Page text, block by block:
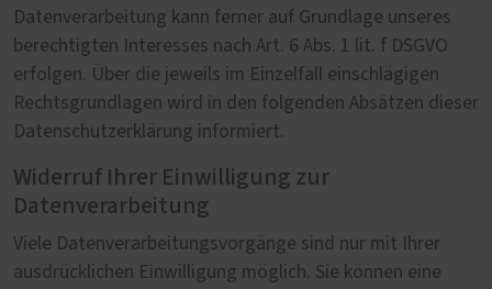
Datenverarbeitung kann ferner auf Grundlage unseres
berechtigten Interesses nach Art. 6 Abs. 1 lit. f DSGVO
erfolgen. Über die jeweils im Einzelfall einschlägigen
Rechtsgrundlagen wird in den folgenden Absätzen dieser
Datenschutzerklärung informiert.
Widerruf Ihrer Einwilligung zur
Datenverarbeitung
Viele Datenverarbeitungsvorgänge sind nur mit Ihrer
ausdrücklichen Einwilligung möglich. Sie können eine